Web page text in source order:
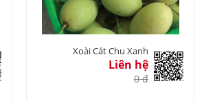
Xoài Cát Chu Xanh
Liên hệ
0 đ